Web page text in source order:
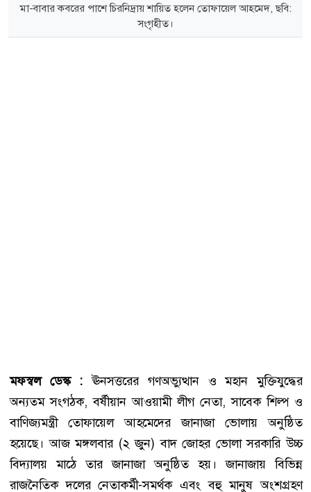
মা-বাবার কবরের পাশে চিরনিদ্রায় শায়িত হলেন তোফায়েল আহমেদ, ছবি:
সংগৃহীত।
মফস্বল ডেস্ক :ঊনসত্তরের গণঅভ্যুত্থান ও মহান মুক্তিযুদ্ধের
অন্যতম সংগঠক, বর্ষীয়ান আওয়ামী লীগ নেতা, সাবেক শিল্প ও
বাণিজ্যমন্ত্রী তোফায়েল আহমেদের জানাজা ভোলায় অনুষ্ঠিত
হয়েছে। আজ মঙ্গলবার (২ জুন) বাদ জোহর ভোলা সরকারি উচ্চ
বিদ্যালয় মাঠে তার জানাজা অনুষ্ঠিত হয়। জানাজায় বিভিন্ন
রাজনৈতিক দলের নেতাকর্মী-সমর্থক এবং বহু মানুষ অংশগ্রহণ